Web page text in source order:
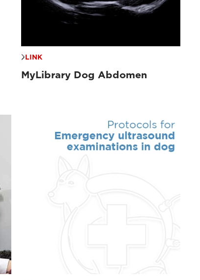
LINK
MyLibrary Dog Abdomen